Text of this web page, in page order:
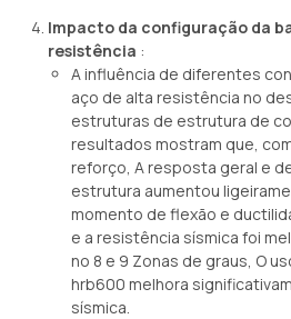
Impacto da configuração da
resistência :
A influência de diferentes
aço de alta resistência no
estruturas de estrutura de
resultados mostram que,
reforço, A resposta geral e
estrutura aumentou
momento de flexão e
e a resistência sísmica foi
no 8 e 9 Zonas de graus, O
hrb600 melhora
sísmica.